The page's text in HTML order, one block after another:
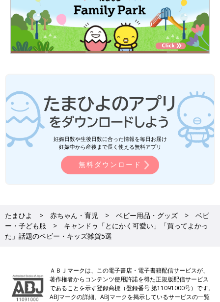
妊娠日数や生後日数に合った情報を毎日お届け
妊娠中から産後まで長く使える無料アプリ
無料ダウンロード
たまひよ 赤ちゃん・育児 ベビー用品・グッズ
ベビ
ー・子ども服
キャンドゥ「とにかく可愛い」「買ってよかっ
た」話題のベビー・キッズ雑貨5選
ＡＢＪマークは、この電子書店・電子書籍配信サービスが、
著作権者からコンテンツ使用許諾を得た正規版配信サービス
であることを示す登録商標（登録番号 第11091000号）です。
ABJマークの詳細、ABJマークを掲示しているサービスの一覧